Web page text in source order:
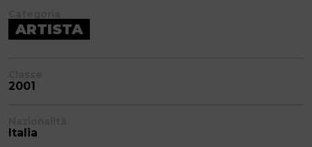
ARTISTA
2001
Italia